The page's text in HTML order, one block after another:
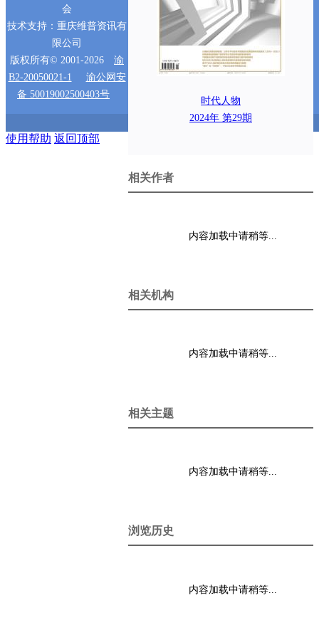
时代人物
2024年 第29期
相关作者
内容加载中请稍等...
相关机构
内容加载中请稍等...
相关主题
内容加载中请稍等...
浏览历史
内容加载中请稍等...
会
技术支持：重庆维普资讯有
限公司
版权所有© 2001-2026
渝
B2-20050021-1
渝公网安
备 50019002500403号
使用帮助 返回顶部